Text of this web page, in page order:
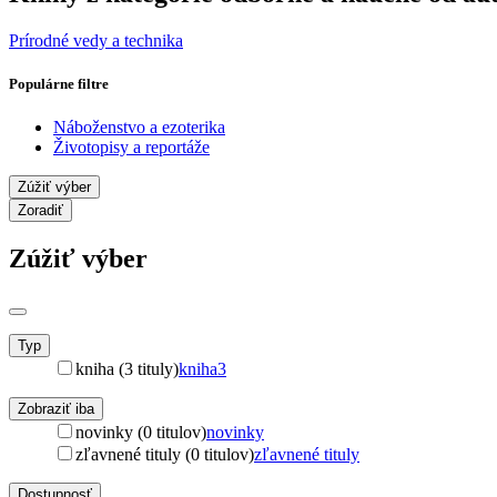
Prírodné vedy a technika
Populárne filtre
Náboženstvo a ezoterika
Životopisy a reportáže
Zúžiť výber
Zoradiť
Zúžiť výber
Typ
kniha (3 tituly)kniha3
Zobraziť iba
novinky (0 titulov)novinky
zľavnené tituly (0 titulov)zľavnené tituly